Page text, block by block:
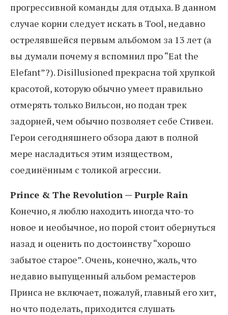
прогрессивной команды для отдыха. В данном
случае корни следует искать в Tool, недавно
острелявшейся первым альбомом за 13 лет (а
вы думали почему я вспомнил про “Eat the
Elefant”?). Disillusioned прекрасна той хрупкой
красотой, которую обычно умеет правильно
отмерять только Вильсон, но подан трек
задорней, чем обычно позволяет себе Стивен.
Герои сегодняшнего обзора дают в полной
мере насладиться этим изяществом,
соединённым с толикой агрессии.
Prince & The Revolution — Purple Rain
Конечно, я люблю находить иногда что-то
новое и необычное, но порой стоит обернуться
назад и оценить по достоинству “хорошо
забытое старое”. Очень, конечно, жаль, что
недавно выпущенный альбом ремастеров
Принса не включает, пожалуй, главный его хит,
но что поделать, приходится слушать